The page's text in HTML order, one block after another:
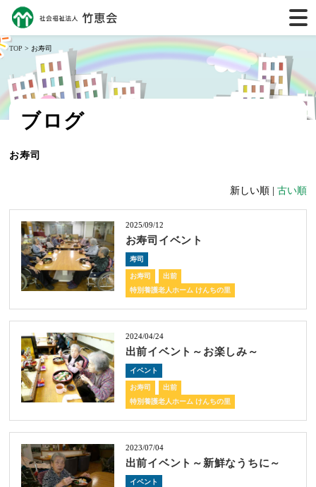
TOP > お寿司
ブログ
お寿司
新しい順 | 古い順
2025/09/12
お寿司イベント
寿司
お寿司
出前
特別養護老人ホーム けんちの里
2024/04/24
出前イベント～お楽しみ～
イベント
お寿司
出前
特別養護老人ホーム けんちの里
2023/07/04
出前イベント～新鮮なうちに～
イベント